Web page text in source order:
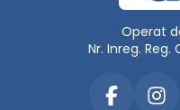
Operat
Nr. Inreg. Reg.